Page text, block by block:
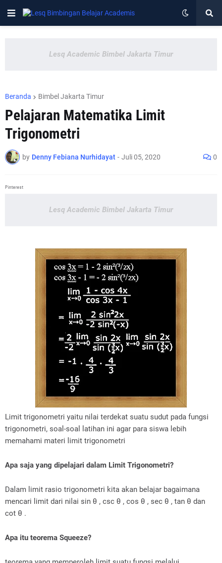
Lesq Academic Bimbel Jakarta Timur
Beranda Bimbel Jakarta Timur
Pelajaran Matematika Limit
Trigonometri
by Denny Febiana Nurhidayat - Juli 05, 2020 0
Pinterest
Lesq Academic Bimbel Jakarta Timur
Limit trigonometri yaitu nilai terdekat suatu sudut pada fungsi
trigonometri, soal-soal latihan ini agar para siswa lebih
memahami materi limit trigonometri
Apa saja yang dipelajari dalam Limit Trigonometri?
Dalam limit rasio trigonometri kita akan belajar bagaimana
mencari limit dari nilai sin θ , csc θ , cos θ , sec θ , tan θ dan
cot θ .
Apa itu teorema Squeeze?